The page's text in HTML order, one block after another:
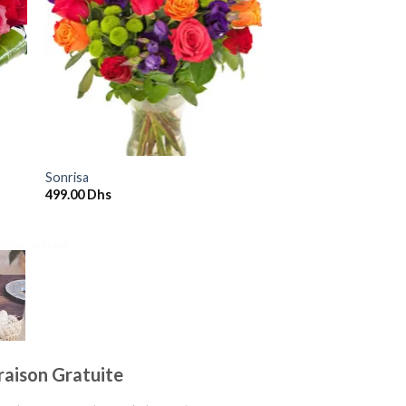
Ajouter
à la
wishlist
Sonrisa
499.00Dhs
Gratuite